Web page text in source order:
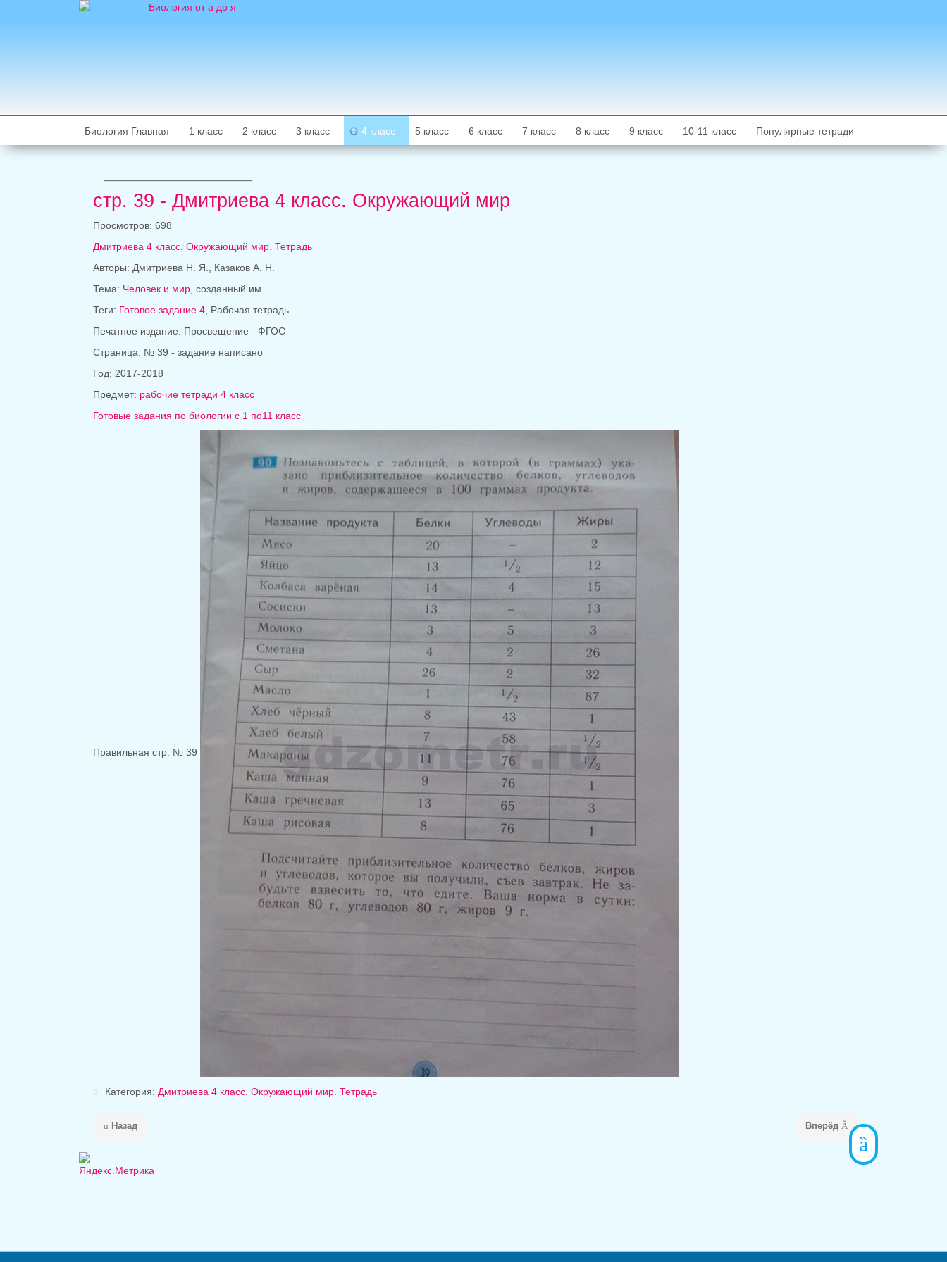
Биология Главная 1 класс 2 класс 3 класс 4 класс 5 класс 6 класс 7 класс 8 класс 9 класс 10-11 класс Популярные тетради
стр. 39 - Дмитриева 4 класс. Окружающий мир
Просмотров: 698
Дмитриева 4 класс. Окружающий мир. Тетрадь
Авторы: Дмитриева Н. Я., Казаков А. Н.
Тема: Человек и мир, созданный им
Теги: Готовое задание 4, Рабочая тетрадь
Печатное издание: Просвещение - ФГОС
Страница: № 39 - задание написано
Год: 2017-2018
Предмет: рабочие тетради 4 класс
Готовые задания по биологии с 1 по11 класс
Правильная стр. № 39
Категория: Дмитриева 4 класс. Окружающий мир. Тетрадь
Назад Вперёд